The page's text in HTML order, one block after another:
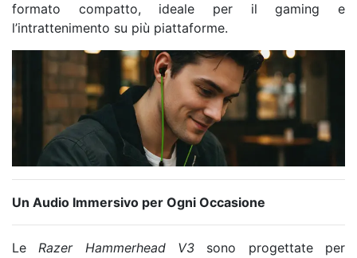
formato compatto, ideale per il gaming e
l’intrattenimento su più piattaforme.
Un Audio Immersivo per Ogni Occasione
LeRazer Hammerhead V3 sono progettate per